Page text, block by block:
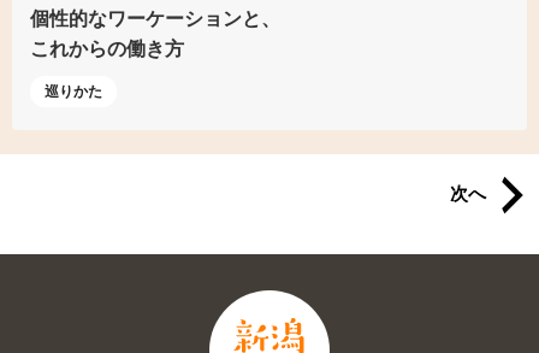
個性的なワーケーションと、
これからの働き方
巡りかた
次へ